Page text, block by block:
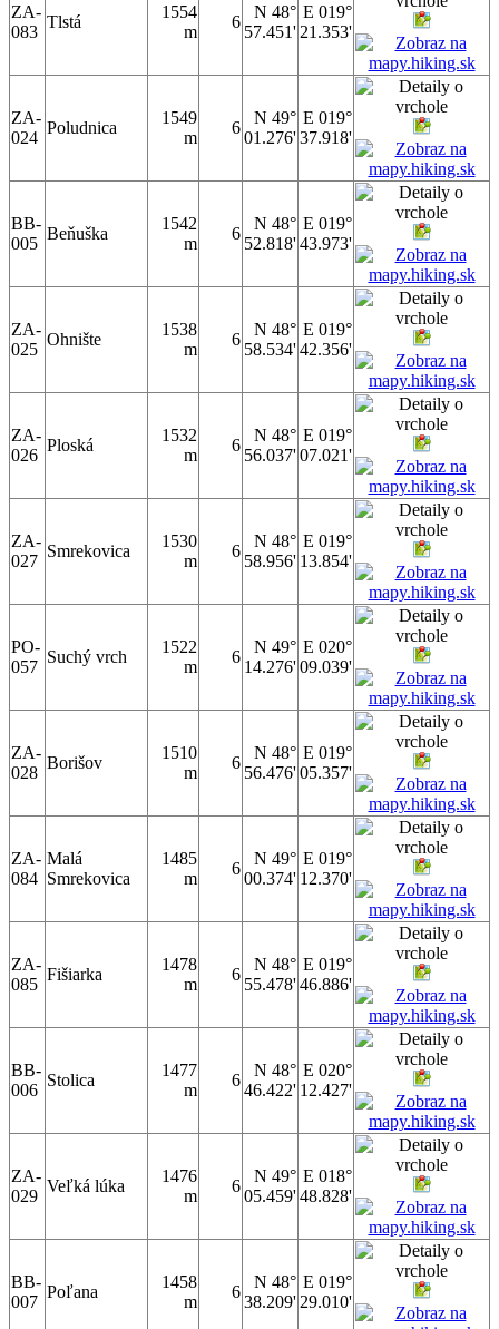
ZA-
083
Tlstá
1554
m
6
N 48°
57.451'
E 019°
21.353'
ZA-
024
Poludnica
1549
m
6
N 49°
01.276'
E 019°
37.918'
BB-
005
Beňuška
1542
m
6
N 48°
52.818'
E 019°
43.973'
ZA-
025
Ohnište
1538
m
6
N 48°
58.534'
E 019°
42.356'
ZA-
026
Ploská
1532
m
6
N 48°
56.037'
E 019°
07.021'
ZA-
027
Smrekovica
1530
m
6
N 48°
58.956'
E 019°
13.854'
PO-
057
Suchý vrch
1522
m
6
N 49°
14.276'
E 020°
09.039'
ZA-
028
Borišov
1510
m
6
N 48°
56.476'
E 019°
05.357'
ZA-
084
Malá
Smrekovica
1485
m
6
N 49°
00.374'
E 019°
12.370'
ZA-
085
Fišiarka
1478
m
6
N 48°
55.478'
E 019°
46.886'
BB-
006
Stolica
1477
m
6
N 48°
46.422'
E 020°
12.427'
ZA-
029
Veľká lúka
1476
m
6
N 49°
05.459'
E 018°
48.828'
BB-
007
Poľana
1458
m
6
N 48°
38.209'
E 019°
29.010'